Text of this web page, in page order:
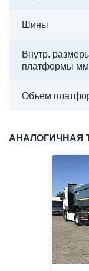
Шины
Внутр.
платформы
Объем
АНАЛОГИЧНАЯ